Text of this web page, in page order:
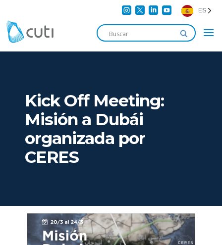
    ES
Kick Off Meeting:
Misión a Dubái
organizada por
CERES